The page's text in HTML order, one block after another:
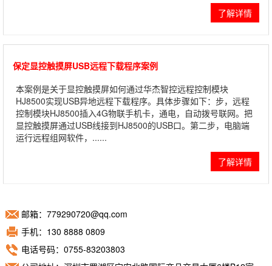
了解详情
保定显控触摸屏USB远程下载程序案例
本案例是关于显控触摸屏如何通过华杰智控远程控制模块
HJ8500实现USB异地远程下载程序。具体步骤如下：步，远程
控制模块HJ8500插入4G物联手机卡，通电，自动拨号联网。把
显控触摸屏通过USB线接到HJ8500的USB口。第二步，电脑端
运行远程组网软件，......
了解详情
邮箱：779290720@qq.com
手机：130 8888 0809
电话号码：0755-83203803